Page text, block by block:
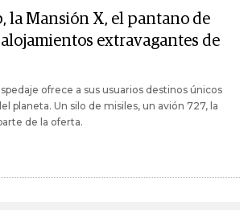
la Mansión X, el pantano de
extravagantes de
ofrece a sus usuarios destinos únicos
planeta. Un silo de misiles, un avión 727, la
de la oferta.